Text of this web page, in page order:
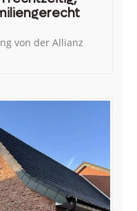
von der Allianz